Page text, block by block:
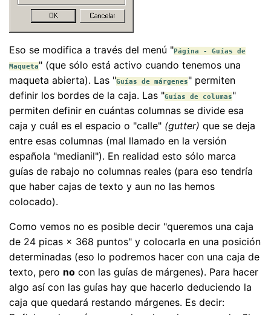
Eso se modifica a través del menú "Página - Guías de
Maqueta" (que sólo está activo cuando tenemos una
maqueta abierta). Las "Guías de márgenes" permiten
definir los bordes de la caja. Las "Guías de columas"
permiten definir en cuántas columnas se divide esa
caja y cuál es el espacio o "calle" (gutter) que se deja
entre esas columnas (mal llamado en la versión
española "medianil"). En realidad esto sólo marca
guías de rabajo no columnas reales (para eso tendría
que haber cajas de texto y aun no las hemos
colocado).
Como vemos no es posible decir "queremos una caja
de 24 picas × 368 puntos" y colocarla en una posición
determinadas (eso lo podremos hacer con una caja de
texto, pero no con las guías de márgenes). Para hacer
algo así con las guías hay que hacerlo deduciendo la
caja que quedará restando márgenes. Es decir: